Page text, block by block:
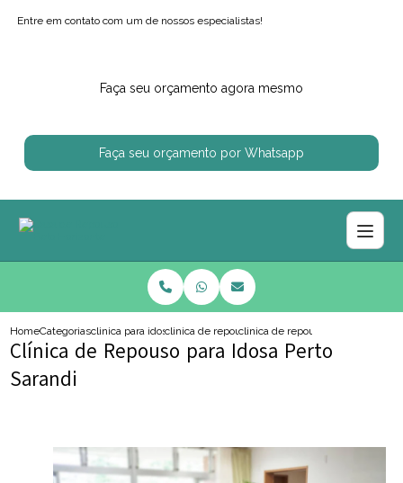
Entre em contato com um de nossos especialistas!
Faça seu orçamento agora mesmo
Faça seu orçamento por Whatsapp
HomeCategoriasclinica para idososclinica de repouso para idoso com enfermagem
clinica de repouso para idosa
Clínica de Repouso para Idosa Perto
Sarandi